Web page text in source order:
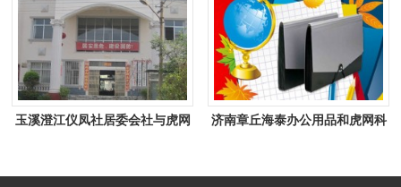
玉溪澄江仪凤社居委会社与虎网
济南章丘海泰办公用品和虎网科